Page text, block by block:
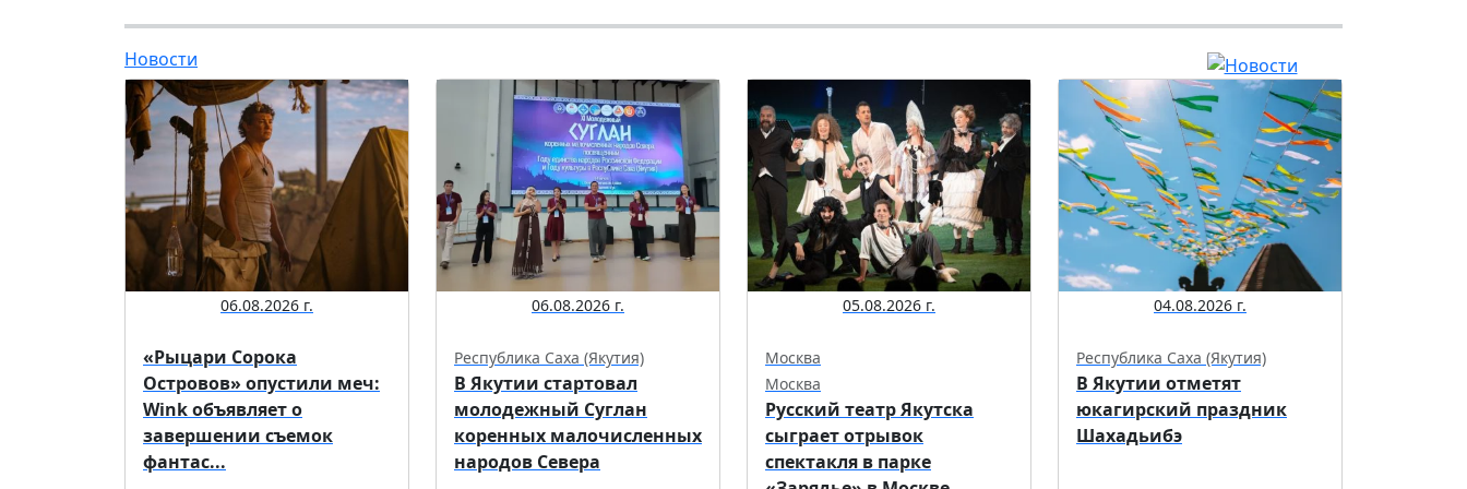
Новости
06.08.2026 г.
«Рыцари Сорока
Островов» опустили меч:
Wink объявляет о
завершении съемок
фантас...
06.08.2026 г.
Республика Саха (Якутия)
В Якутии стартовал
молодежный Суглан
коренных малочисленных
народов Севера
05.08.2026 г.
Москва
Москва
Русский театр Якутска
сыграет отрывок
спектакля в парке
04.08.2026 г.
Республика Саха (Якутия)
В Якутии отметят
юкагирский праздник
Шахадьибэ